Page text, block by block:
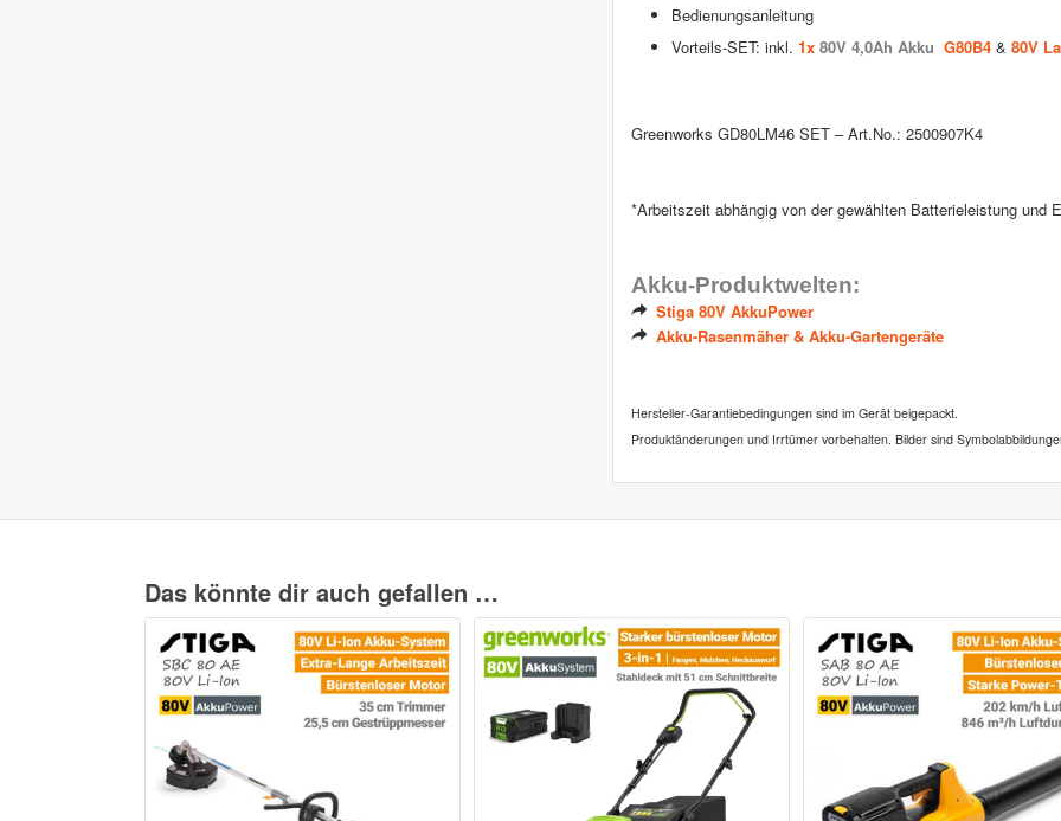
Bedienungsanleitung
Vorteils-SET: inkl. 1x 80V 4,0Ah Akku G80B4& 80V
Greenworks GD80LM46 SET – Art.No.: 2500907K4
*Arbeitszeit abhängig von der gewählten Batterieleistung und
Akku-Produktwelten:
Stiga 80V AkkuPower
Akku-Rasenmäher & Akku-Gartengeräte
Hersteller-Garantiebedingungen sind im Gerät beigepackt.
Produktänderungen und Irrtümer vorbehalten. Bilder sind
Das könnte dir auch gefallen …